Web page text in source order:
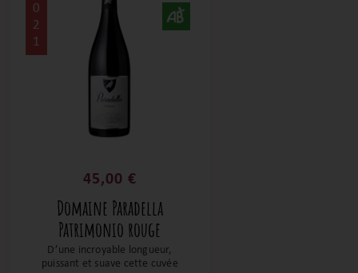
0
2
1
45,00 €
Domaine Paradella
Patrimonio rouge
D’une incroyable longueur,
puissant et suave cette cuvée